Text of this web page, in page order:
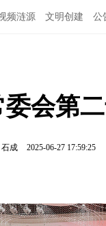
频涟源 文明创建 公
会第
成 2025-06-27 17:59:25